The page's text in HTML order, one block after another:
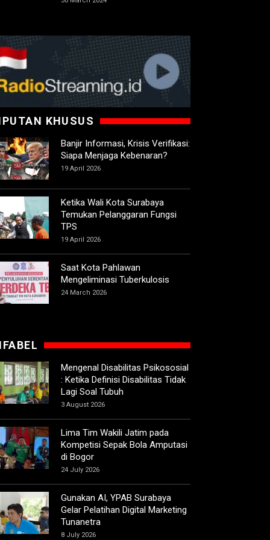
KHUSUS
Banjir Informasi, Krisis Verifikasi:
Siapa Menjaga Kebenaran?
19 April 2026
Ketika Wali Kota Surabaya
Temukan Pelanggaran Fungsi
TPS
19 April 2026
Saat Kota Pahlawan
Mengeliminasi Tuberkulosis
24 March 2026
Mengenal Disabilitas Psikososial
: Ketika Definisi Disabilitas Tidak
Lagi Soal Tubuh
3 August 2026
Lima Tim Wakili Jatim pada
Kompetisi Sepak Bola Amputasi
di Bogor
24 July 2026
Gunakan AI, YPAB Surabaya
Gelar Pelatihan Digital Marketing
Tunanetra
8 July 2026